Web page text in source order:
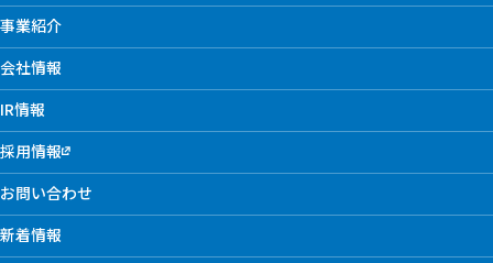
事業紹介
会社情報
IR情報
採用情報
お問い合わせ
新着情報